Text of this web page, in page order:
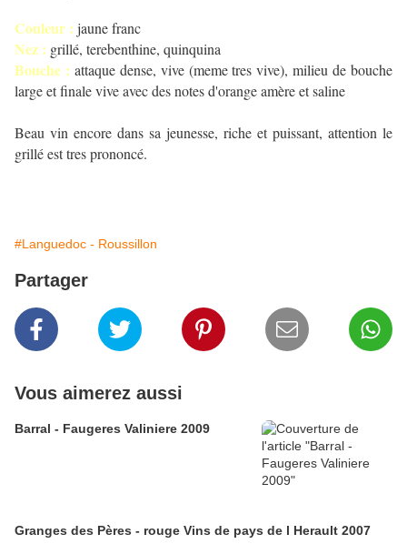
Couleur : jaune franc
Nez : grillé, terebenthine, quinquina
Bouche : attaque dense, vive (meme tres vive), milieu de bouche
large et finale vive avec des notes d'orange amère et saline
Beau vin encore dans sa jeunesse, riche et puissant, attention le
grillé est tres prononcé.
#Languedoc - Roussillon
Partager
Vous aimerez aussi
Barral - Faugeres Valiniere 2009
Granges des Pères - rouge Vins de pays de l Herault 2007